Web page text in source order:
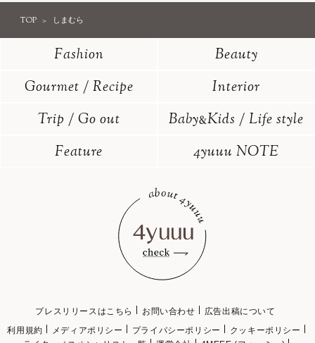
TOP しまむら
Fashion
Beauty
Gourmet / Recipe
Interior
Trip / Go out
Baby&Kids / Life style
Feature
4yuuu NOTE
プレスリリースはこちら お問い合わせ
広告出稿について
利用規約
メディアポリシー プライバシーポリシー
クッキーポリシー